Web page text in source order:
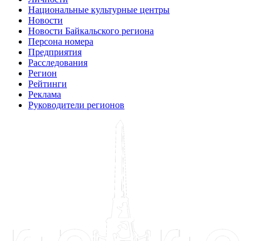
Национальные культурные центры
Новости
Новости Байкальского региона
Персона номера
Предприятия
Расследования
Регион
Рейтинги
Реклама
Руководители регионов